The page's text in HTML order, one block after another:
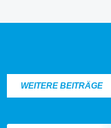
WEITERE BEITRÄGE